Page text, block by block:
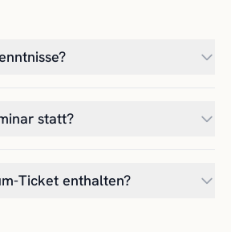
statt?
Ticket enthalten?